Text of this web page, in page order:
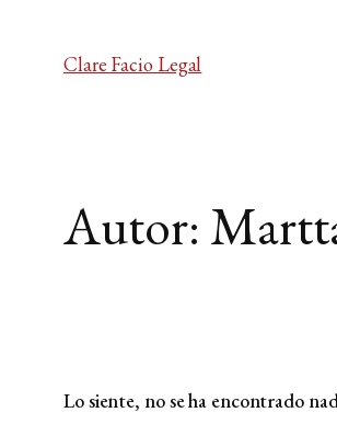
Clare Facio Legal
Autor:
Lo siente, no se ha encontrado